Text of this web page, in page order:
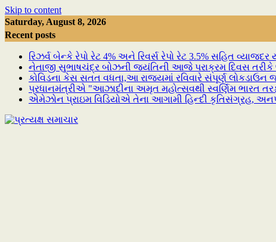
Skip to content
Saturday, August 8, 2026
Recent posts
રિઝર્વ બેન્કે રેપો રેટ 4% અને રિવર્સ રેપો રેટ 3.5% સહિત વ્યાજદર
નેતાજી સુભાષચંદ્ર બોઝની જયંતિની આજે પરાક્રમ દિવસ
કોવિડના કેસ સતત વધતા,આ રાજ્યમાં રવિવારે સંપૂર્ણ લોકડાઉન
પ્રધાનમંત્રીએ "આઝાદીના અમૃત મહોત્સવથી સ્વર્ણિમ ભારત
એમેઝોન પ્રાઇમ વિડિયોએ તેના આગામી હિન્દી કૃતિસંગ્રહ,